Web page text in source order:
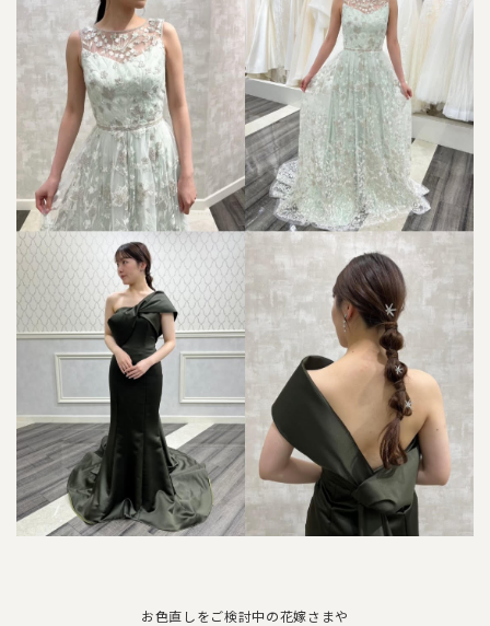
お色直しをご検討中の花嫁さまや